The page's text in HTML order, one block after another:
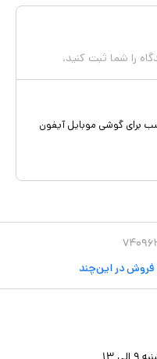
را شما ثبت کنید.
برای گوشی موبایل آیفون
فروش در این‌چند